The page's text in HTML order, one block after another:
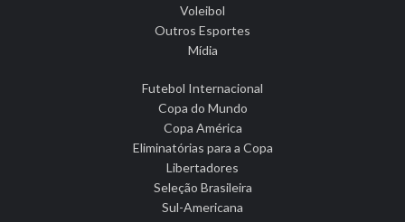
Voleibol
Outros Esportes
Mídia
Futebol Internacional
Copa do Mundo
Copa América
Eliminatórias para a Copa
Libertadores
Seleção Brasileira
Sul-Americana